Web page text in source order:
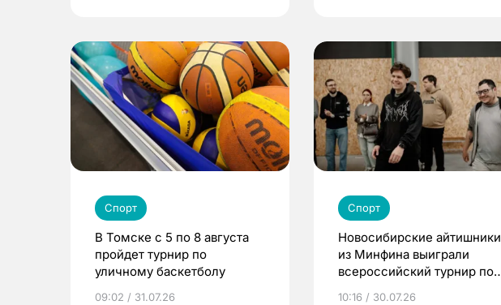
Спорт
В Томске с 5 по 8 августа
пройдет турнир по
уличному баскетболу
09:02 / 31.07.26
Спорт
Новосибирские айтишники
из Минфина выиграли
всероссийский турнир по
10:16 / 30.07.26